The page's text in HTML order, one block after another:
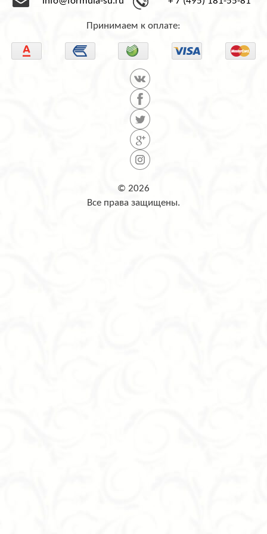
Принимаем к оплате:
© 2026
Все права защищены.